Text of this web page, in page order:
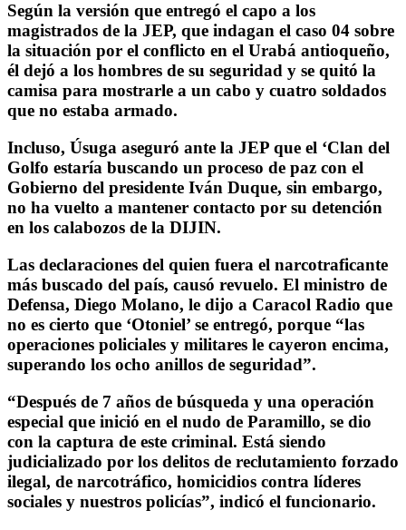
Según la versión que entregó el capo a los
magistrados de la JEP, que indagan el caso 04 sobre
la situación por el conflicto en el Urabá antioqueño,
él dejó a los hombres de su seguridad y se quitó la
camisa para mostrarle a un cabo y cuatro soldados
que no estaba armado.
Incluso, Úsuga aseguró ante la JEP que el ‘Clan del
Golfo estaría buscando un proceso de paz con el
Gobierno del presidente Iván Duque, sin embargo,
no ha vuelto a mantener contacto por su detención
en los calabozos de la DIJIN.
Las declaraciones del quien fuera el narcotraficante
más buscado del país, causó revuelo. El ministro de
Defensa, Diego Molano, le dijo a Caracol Radio que
no es cierto que ‘Otoniel’ se entregó, porque “las
operaciones policiales y militares le cayeron encima,
superando los ocho anillos de seguridad”.
“Después de 7 años de búsqueda y una operación
especial que inició en el nudo de Paramillo, se dio
con la captura de este criminal. Está siendo
judicializado por los delitos de reclutamiento forzado
ilegal, de narcotráfico, homicidios contra líderes
sociales y nuestros policías”, indicó el funcionario.